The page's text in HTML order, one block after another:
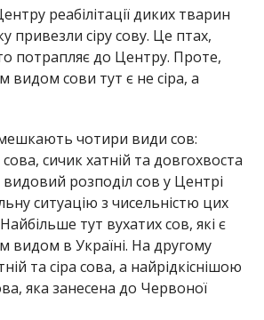
реабілітації диких тварин
привезли сіру сову. Це птах,
потрапляє до Центру. Проте,
сови тут є не сіра, а
чотири види сов:
сова, сичик хатній та довгохвоста
розподіл сов у Центрі
ситуацію з чисельністю цих
тут вухатих сов, які є
в Україні. На другому
та сіра сова, а найрідкіснішою
яка занесена до Червоної